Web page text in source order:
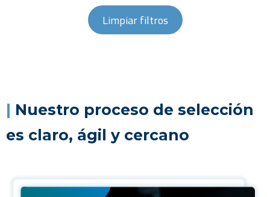
Limpiar filtros
| Nuestro proceso de selección
es claro, ágil y cercano